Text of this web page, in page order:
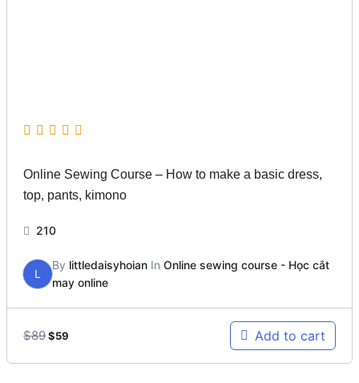
Online Sewing Course – How to make a basic dress,
top, pants, kimono
210
L
By littledaisyhoian InOnline sewing course - Học cắt
may online
$89Original
was:
$59
is:
Add to cart